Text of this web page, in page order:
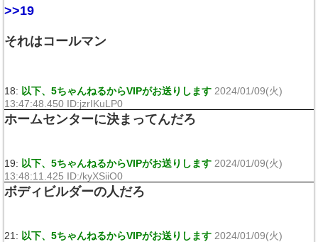
>>19
それはコールマン
18: 以下、5ちゃんねるからVIPがお送りします 2024/01/09(火)
13:47:48.450 ID:jzrIKuLP0
ホームセンターに決まってんだろ
19: 以下、5ちゃんねるからVIPがお送りします 2024/01/09(火)
13:48:11.425 ID:/kyXSiiO0
ボディビルダーの人だろ
21: 以下、5ちゃんねるからVIPがお送りします 2024/01/09(火)